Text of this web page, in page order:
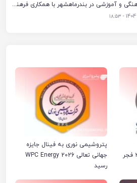
سمینارهای فرهنگی و آموزشی در بندرماهشهر با همکاری فرهنگ‌سرای پتروشیمی مارون
کولینگ‌تاور واحد آب ناحیه ۲ فجر
پتروشیمی نوری به فینال جایزه
جهانی تعالی WPC Energy 2026
رسید